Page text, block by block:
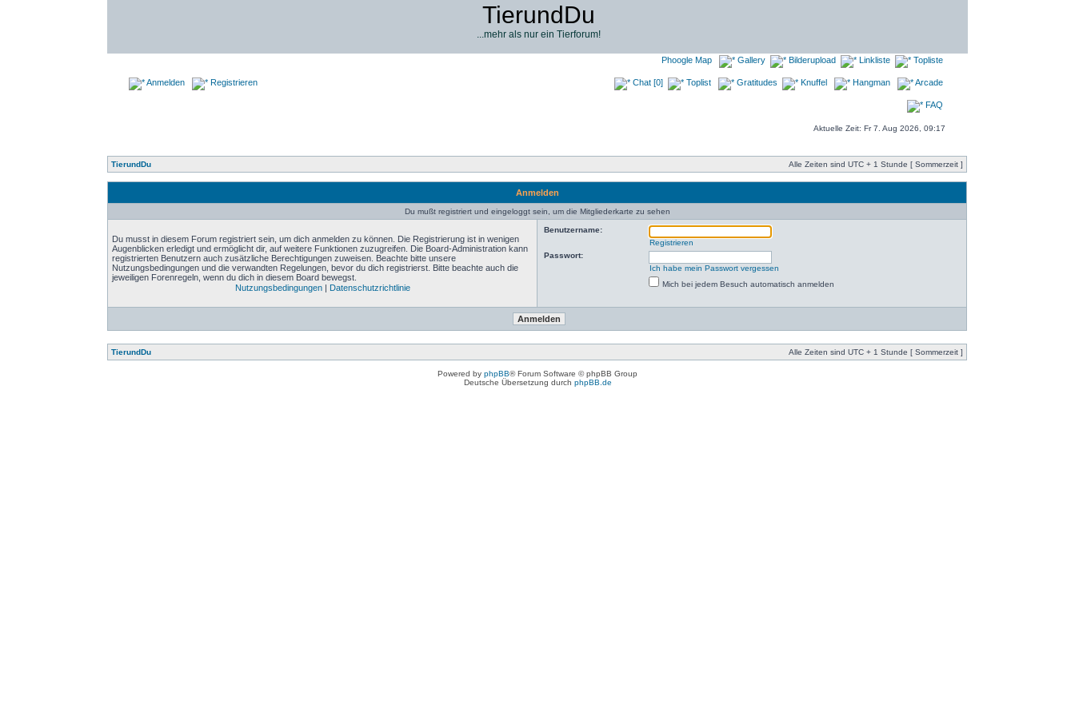
TierundDu
...mehr als nur ein Tierforum!
Anmelden Registrieren
Phoogle Map Gallery Bilderupload Linkliste Topliste
Chat [0] Toplist Gratitudes Knuffel Hangman Arcade
FAQ
Aktuelle Zeit: Fr 7. Aug 2026, 09:17
TierundDu Alle Zeiten sind UTC + 1 Stunde [ Sommerzeit ]
Anmelden
Du mußt registriert und eingeloggt sein, um die Mitgliederkarte zu sehen
Du musst in diesem Forum registriert sein, um dich anmelden zu können. Die Registrierung ist in wenigen
Augenblicken erledigt und ermöglicht dir, auf weitere Funktionen zuzugreifen. Die Board-Administration kann
registrierten Benutzern auch zusätzliche Berechtigungen zuweisen. Beachte bitte unsere
Nutzungsbedingungen und die verwandten Regelungen, bevor du dich registrierst. Bitte beachte auch die
jeweiligen Forenregeln, wenn du dich in diesem Board bewegst.
Nutzungsbedingungen| Datenschutzrichtlinie
Benutzername:
Registrieren
Passwort:
Ich habe mein Passwort vergessen
Mich bei jedem Besuch automatisch anmelden
TierundDu Alle Zeiten sind UTC + 1 Stunde [ Sommerzeit ]
Powered by phpBB® Forum Software © phpBB Group
Deutsche Übersetzung durch phpBB.de